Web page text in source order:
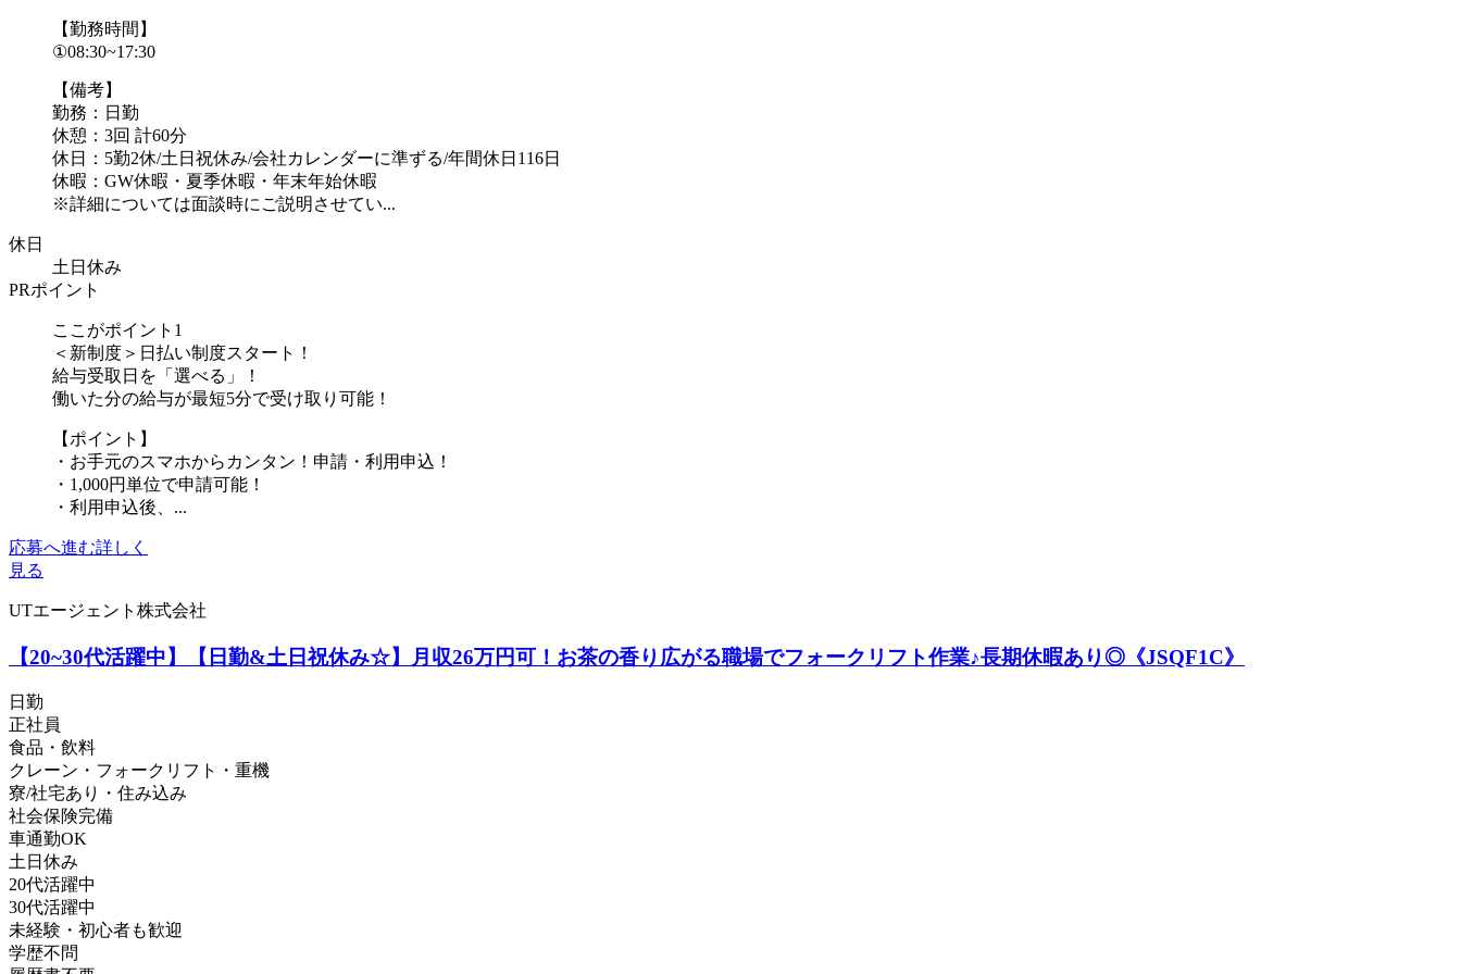
【勤務時間】
①08:30~17:30
【備考】
勤務：日勤
休憩：3回 計60分
休日：5勤2休/土日祝休み/会社カレンダーに準ずる/年間休日116日
休暇：GW休暇・夏季休暇・年末年始休暇
※詳細については面談時にご説明させてい...
休日
土日休み
PRポイント
ここがポイント1
＜新制度＞日払い制度スタート！
給与受取日を「選べる」！
働いた分の給与が最短5分で受け取り可能！
【ポイント】
・お手元のスマホからカンタン！申請・利用申込！
・1,000円単位で申請可能！
・利用申込後、...
応募へ進む詳しく
見る
UTエージェント株式会社
【20~30代活躍中】【日勤&土日祝休み☆】月収26万円可！お茶の香り広がる職場でフォークリフト作業♪長期休暇あり◎《JSQF1C》
日勤
正社員
食品・飲料
クレーン・フォークリフト・重機
寮/社宅あり・住み込み
社会保険完備
車通勤OK
土日休み
20代活躍中
30代活躍中
未経験・初心者も歓迎
学歴不問